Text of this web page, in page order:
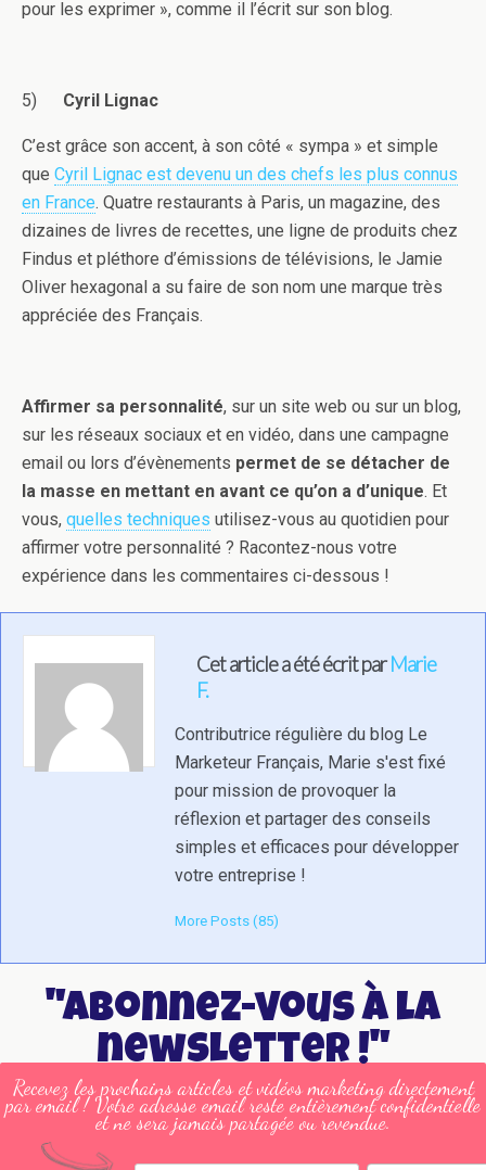
pour les exprimer », comme il l’écrit sur son blog.
5) Cyril Lignac
C’est grâce son accent, à son côté « sympa » et simple
que Cyril Lignac est devenu un des chefs les plus connus
en France. Quatre restaurants à Paris, un magazine, des
dizaines de livres de recettes, une ligne de produits chez
Findus et pléthore d’émissions de télévisions, le Jamie
Oliver hexagonal a su faire de son nom une marque très
appréciée des Français.
Affirmer sa personnalité, sur un site web ou sur un blog,
sur les réseaux sociaux et en vidéo, dans une campagne
email ou lors d’évènements permet de se détacher de
la masse en mettant en avant ce qu’on a d’unique. Et
vous, quelles techniques utilisez-vous au quotidien pour
affirmer votre personnalité ? Racontez-nous votre
expérience dans les commentaires ci-dessous !
Cet article a été écrit parMarie
F.
Contributrice régulière du blog Le
Marketeur Français, Marie s'est fixé
pour mission de provoquer la
réflexion et partager des conseils
simples et efficaces pour développer
votre entreprise !
More Posts (85)
"Abonnez-vous à la
newsletter !"
Recevez les prochains articles et vidéos marketing directement
par email ! Votre adresse email reste entièrement confidentielle
et ne sera jamais partagée ou revendue.